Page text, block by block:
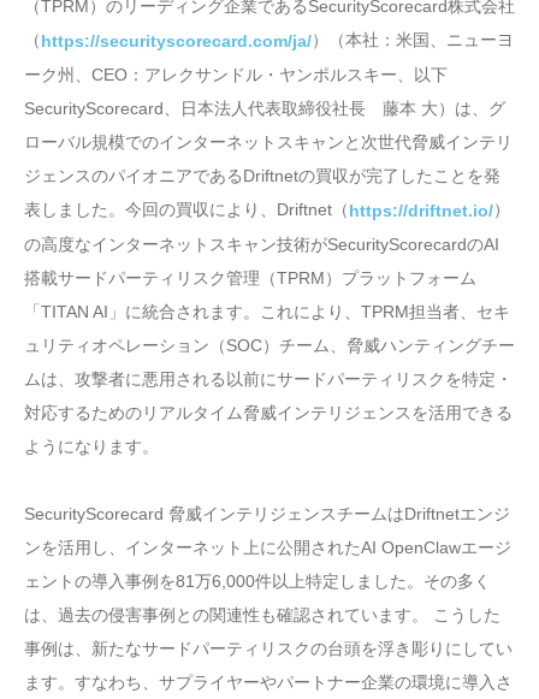
（TPRM）のリーディング企業であるSecurityScorecard株式会社
（https://securityscorecard.com/ja/）（本社：米国、ニューヨ
ーク州、CEO：アレクサンドル・ヤンポルスキー、以下
SecurityScorecard、日本法人代表取締役社長 藤本 大）は、グ
ローバル規模でのインターネットスキャンと次世代脅威インテリ
ジェンスのパイオニアであるDriftnetの買収が完了したことを発
表しました。今回の買収により、Driftnet（https://driftnet.io/）
の高度なインターネットスキャン技術がSecurityScorecardのAI
搭載サードパーティリスク管理（TPRM）プラットフォーム
「TITAN AI」に統合されます。これにより、TPRM担当者、セキ
ュリティオペレーション（SOC）チーム、脅威ハンティングチー
ムは、攻撃者に悪用される以前にサードパーティリスクを特定・
対応するためのリアルタイム脅威インテリジェンスを活用できる
ようになります。
SecurityScorecard 脅威インテリジェンスチームはDriftnetエンジ
ンを活用し、インターネット上に公開されたAI OpenClawエージ
ェントの導入事例を81万6,000件以上特定しました。その多く
は、過去の侵害事例との関連性も確認されています。 こうした
事例は、新たなサードパーティリスクの台頭を浮き彫りにしてい
ます。すなわち、サプライヤーやパートナー企業の環境に導入さ